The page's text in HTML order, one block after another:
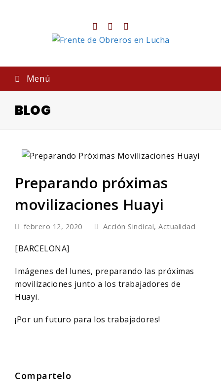
TwitterFacebook
Menú
BLOG
Preparando próximas
movilizaciones Huayi
febrero 12, 2020 Acción Sindical, Actualidad
[BARCELONA]
Imágenes del lunes, preparando las próximas
movilizaciones junto a los trabajadores de
Huayi.
¡Por un futuro para los trabajadores!
Compartelo